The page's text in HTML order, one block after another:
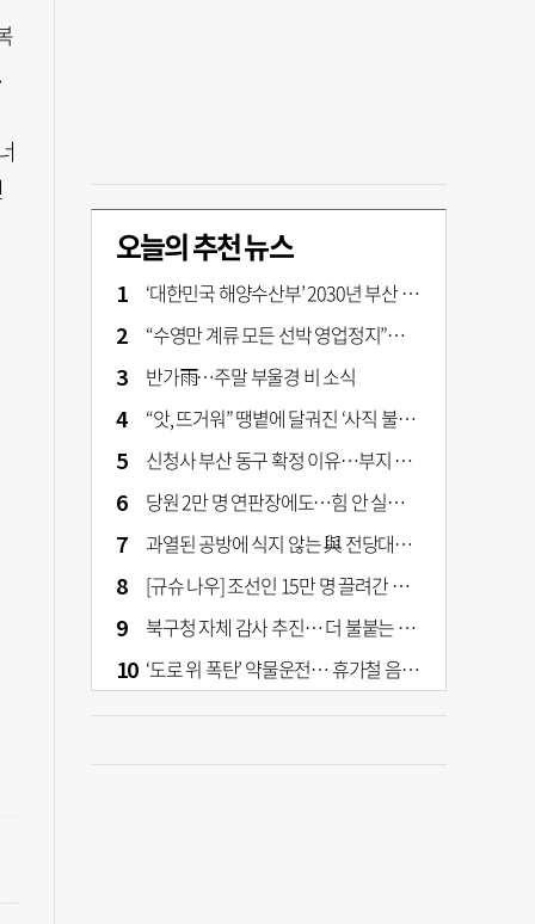
오늘의 추천 뉴스
‘대한민국 해양수산부’ 2030년 부산 북항시대 연다
“수영만 계류 모든 선박 영업정지”… 재개발 속도전
반가雨…주말 부울경 비 소식
“앗, 뜨거워” 땡볕에 달궈진 ‘사직 불가마’ 관중석 무려 70도
신청사 부산 동구 확정 이유…부지 용이성·접근성·집적 가능성이 운명 갈랐다 [해수부 북항 시대]
당원 2만 명 연판장에도…힘 안 실리는 ‘장동혁 사퇴’ 공세
과열된 공방에 식지 않는 與 전당대회… 호남·수도권 집중하는 후보들
[규슈 나우] 조선인 15만 명 끌려간 치쿠호 탄광… 대를 이은 진실 캐기
북구청 자체 감사 추진… 더 불붙는 북구 신청사 갈등
‘도로 위 폭탄’ 약물운전… 휴가철 음주와 병행 단속 [교통안전, 시민이 만든다]